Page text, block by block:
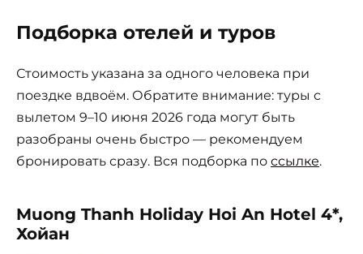
Подборка отелей и туров
Стоимость указана за одного человека при
поездке вдвоём. Обратите внимание: туры с
вылетом 9–10 июня 2026 года могут быть
разобраны очень быстро — рекомендуем
бронировать сразу. Вся подборка по ссылке.
Muong Thanh Holiday Hoi An Hotel 4*,
Хойан